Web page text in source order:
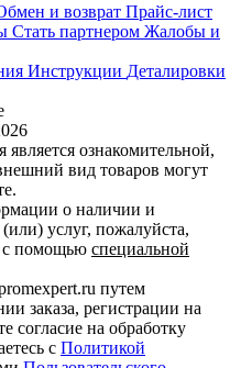
и возврат Прайс-лист
Стать партнером Жалобы и
Инструкции Деталировки
ознакомительной,
вид товаров могут
о наличии и
услуг, пожалуйста,
с помощью специальной
путем
заказа, регистрации на
согласие на обработку
с Политикой